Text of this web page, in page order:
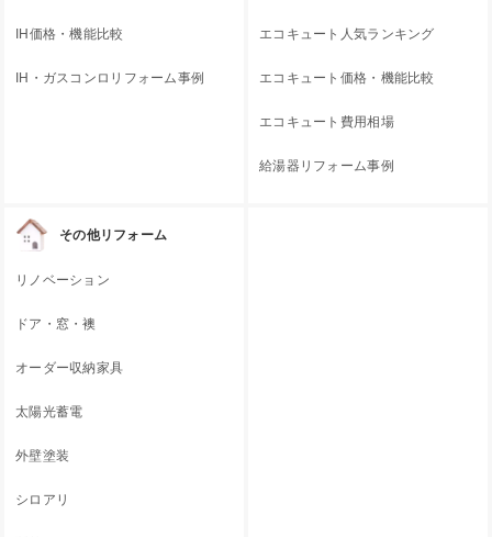
IH価格・機能比較
IH・ガスコンロリフォーム事例
エコキュート人気ランキング
エコキュート価格・機能比較
エコキュート費用相場
給湯器リフォーム事例
その他リフォーム
リノベーション
ドア・窓・襖
オーダー収納家具
太陽光蓄電
外壁塗装
シロアリ